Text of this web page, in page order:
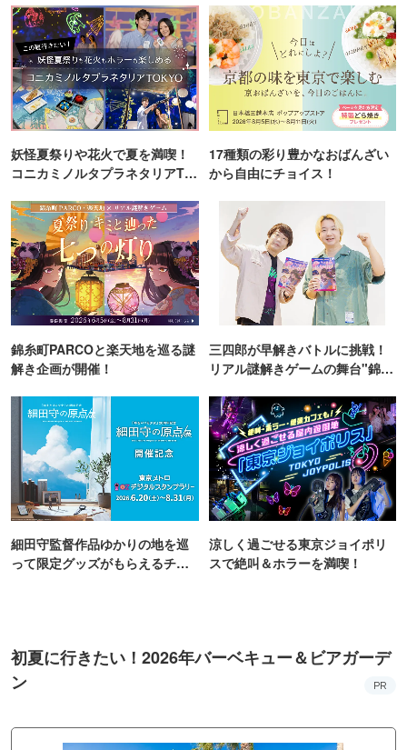
妖怪夏祭りや花火で夏を満喫！
コニカミノルタプラネタリアTO
17種類の彩り豊かなおばんざい
から自由にチョイス！
錦糸町PARCOと楽天地を巡る謎
解き企画が開催！
三四郎が早解きバトルに挑戦！
リアル謎解きゲームの舞台"錦糸
細田守監督作品ゆかりの地を巡
って限定グッズがもらえるチャ
涼しく過ごせる東京ジョイポリ
スで絶叫＆ホラーを満喫！
初夏に行きたい！2026年バーベキュー＆ビアガーデ
ン
PR